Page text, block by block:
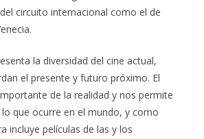
circuito internacional como el de
la diversidad del cine actual,
el presente y futuro próximo. El
de la realidad y nos permite
que ocurre en el mundo, y como
incluye películas de las y los